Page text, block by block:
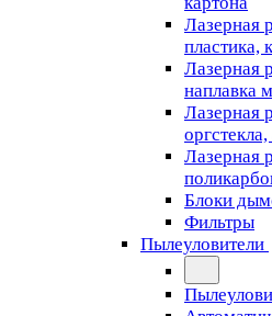
Лазерная
пластика,
Лазерная
наплавка
Лазерная
Лазерная
Блоки
Фильтры
Пылеуловители